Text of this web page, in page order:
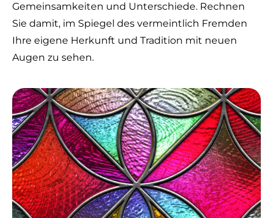
Gemeinsamkeiten und Unterschiede. Rechnen
Sie damit, im Spiegel des vermeintlich Fremden
Ihre eigene Herkunft und Tradition mit neuen
Augen zu sehen.